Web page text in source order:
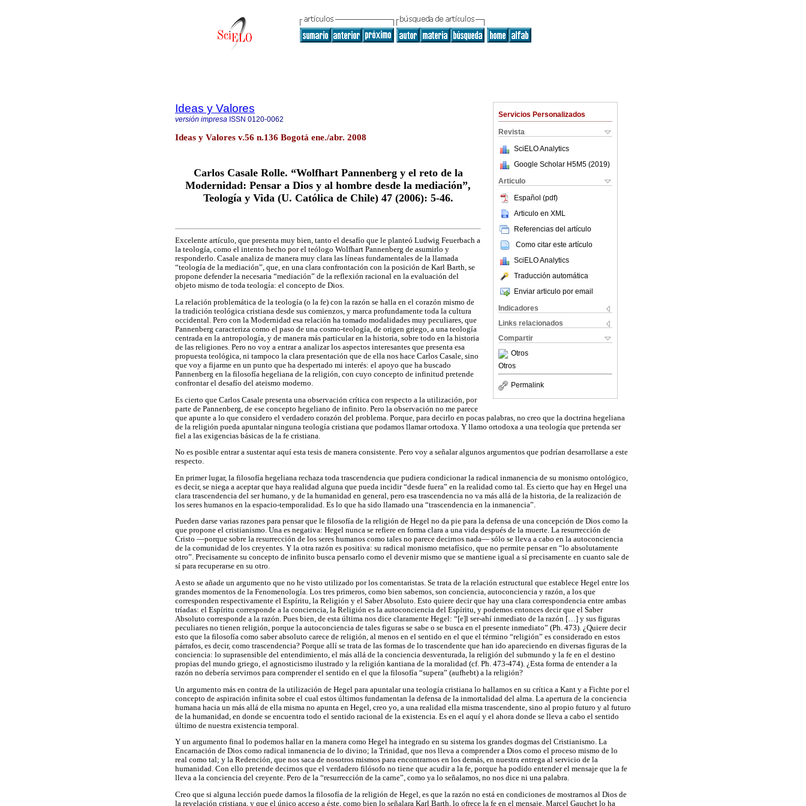
Servicios Personalizados
Revista
SciELO Analytics
Google Scholar H5M5 (2019)
Articulo
Español (pdf)
Articulo en XML
Referencias del artículo
Como citar este artículo
SciELO Analytics
Traducción automática
Enviar articulo por email
Indicadores
Links relacionados
Compartir
Otros
Otros
Permalink
Ideas y Valores
versión impresa ISSN 0120-0062
Ideas y Valores v.56 n.136 Bogotá ene./abr. 2008
Carlos Casale Rolle. “Wolfhart Pannenberg y el reto de la
Modernidad: Pensar a Dios y al hombre desde la mediación”,
Teología y Vida (U. Católica de Chile) 47 (2006): 5-46.
Excelente artículo, que presenta muy bien, tanto el desafío que le planteó Ludwig Feuerbach a
la teología, como el intento hecho por el teólogo Wolfhart Pannenberg de asumirlo y
responderlo. Casale analiza de manera muy clara las líneas fundamentales de la llamada
“teología de la mediación”, que, en una clara confrontación con la posición de Karl Barth, se
propone defender la necesaria “mediación” de la reflexión racional en la evaluación del
objeto mismo de toda teología: el concepto de Dios.
La relación problemática de la teología (o la fe) con la razón se halla en el corazón mismo de
la tradición teológica cristiana desde sus comienzos, y marca profundamente toda la cultura
occidental. Pero con la Modernidad esa relación ha tomado modalidades muy peculiares, que
Pannenberg caracteriza como el paso de una cosmo-teología, de origen griego, a una teología
centrada en la antropología, y de manera más particular en la historia, sobre todo en la historia
de las religiones. Pero no voy a entrar a analizar los aspectos interesantes que presenta esa
propuesta teológica, ni tampoco la clara presentación que de ella nos hace Carlos Casale, sino
que voy a fijarme en un punto que ha despertado mi interés: el apoyo que ha buscado
Pannenberg en la filosofía hegeliana de la religión, con cuyo concepto de infinitud pretende
confrontar el desafío del ateismo moderno.
Es cierto que Carlos Casale presenta una observación crítica con respecto a la utilización, por
parte de Pannenberg, de ese concepto hegeliano de infinito. Pero la observación no me parece
que apunte a lo que considero el verdadero corazón del problema. Porque, para decirlo en pocas palabras, no creo que la doctrina hegeliana
de la religión pueda apuntalar ninguna teología cristiana que podamos llamar ortodoxa. Y llamo ortodoxa a una teología que pretenda ser
fiel a las exigencias básicas de la fe cristiana.
No es posible entrar a sustentar aquí esta tesis de manera consistente. Pero voy a señalar algunos argumentos que podrían desarrollarse a este
respecto.
En primer lugar, la filosofía hegeliana rechaza toda trascendencia que pudiera condicionar la radical inmanencia de su monismo ontológico,
es decir, se niega a aceptar que haya realidad alguna que pueda incidir “desde fuera” en la realidad como tal. Es cierto que hay en Hegel una
clara trascendencia del ser humano, y de la humanidad en general, pero esa trascendencia no va más allá de la historia, de la realización de
los seres humanos en la espacio-temporalidad. Es lo que ha sido llamado una “trascendencia en la inmanencia”.
Pueden darse varias razones para pensar que le filosofía de la religión de Hegel no da pie para la defensa de una concepción de Dios como la
que propone el cristianismo. Una es negativa: Hegel nunca se refiere en forma clara a una vida después de la muerte. La resurrección de
Cristo —porque sobre la resurrección de los seres humanos como tales no parece decirnos nada— sólo se lleva a cabo en la autoconciencia
de la comunidad de los creyentes. Y la otra razón es positiva: su radical monismo metafísico, que no permite pensar en “lo absolutamente
otro”. Precisamente su concepto de infinito busca pensarlo como el devenir mismo que se mantiene igual a sí precisamente en cuanto sale de
sí para recuperarse en su otro.
A esto se añade un argumento que no he visto utilizado por los comentaristas. Se trata de la relación estructural que establece Hegel entre los
grandes momentos de la Fenomenología. Los tres primeros, como bien sabemos, son conciencia, autoconciencia y razón, a los que
corresponden respectivamente el Espíritu, la Religión y el Saber Absoluto. Esto quiere decir que hay una clara correspondencia entre ambas
tríadas: el Espíritu corresponde a la conciencia, la Religión es la autoconciencia del Espíritu, y podemos entonces decir que el Saber
Absoluto corresponde a la razón. Pues bien, de esta última nos dice claramente Hegel: “[e]l ser-ahí inmediato de la razón […] y sus figuras
peculiares no tienen religión, porque la autoconciencia de tales figuras se sabe o se busca en el presente inmediato” (Ph. 473). ¿Quiere decir
esto que la filosofía como saber absoluto carece de religión, al menos en el sentido en el que el término “religión” es considerado en estos
párrafos, es decir, como trascendencia? Porque allí se trata de las formas de lo trascendente que han ido apareciendo en diversas figuras de la
conciencia: lo suprasensible del entendimiento, el más allá de la conciencia desventurada, la religión del submundo y la fe en el destino
propias del mundo griego, el agnosticismo ilustrado y la religión kantiana de la moralidad (cf. Ph. 473-474). ¿Esta forma de entender a la
razón no debería servirnos para comprender el sentido en el que la filosofía “supera” (aufhebt) a la religión?
Un argumento más en contra de la utilización de Hegel para apuntalar una teología cristiana lo hallamos en su crítica a Kant y a Fichte por el
concepto de aspiración infinita sobre el cual estos últimos fundamentan la defensa de la inmortalidad del alma. La apertura de la conciencia
humana hacia un más allá de ella misma no apunta en Hegel, creo yo, a una realidad ella misma trascendente, sino al propio futuro y al futuro
de la humanidad, en donde se encuentra todo el sentido racional de la existencia. Es en el aquí y el ahora donde se lleva a cabo el sentido
último de nuestra existencia temporal.
Y un argumento final lo podemos hallar en la manera como Hegel ha integrado en su sistema los grandes dogmas del Cristianismo. La
Encarnación de Dios como radical inmanencia de lo divino; la Trinidad, que nos lleva a comprender a Dios como el proceso mismo de lo
real como tal; y la Redención, que nos saca de nosotros mismos para encontrarnos en los demás, en nuestra entrega al servicio de la
humanidad. Con ello pretende decirnos que el verdadero filósofo no tiene que acudir a la fe, porque ha podido entender el mensaje que la fe
lleva a la conciencia del creyente. Pero de la “resurrección de la carne”, como ya lo señalamos, no nos dice ni una palabra.
Creo que si alguna lección puede darnos la filosofía de la religión de Hegel, es que la razón no está en condiciones de mostrarnos al Dios de
la revelación cristiana, y que el único acceso a éste, como bien lo señalara Karl Barth, lo ofrece la fe en el mensaje. Marcel Gauchet lo ha